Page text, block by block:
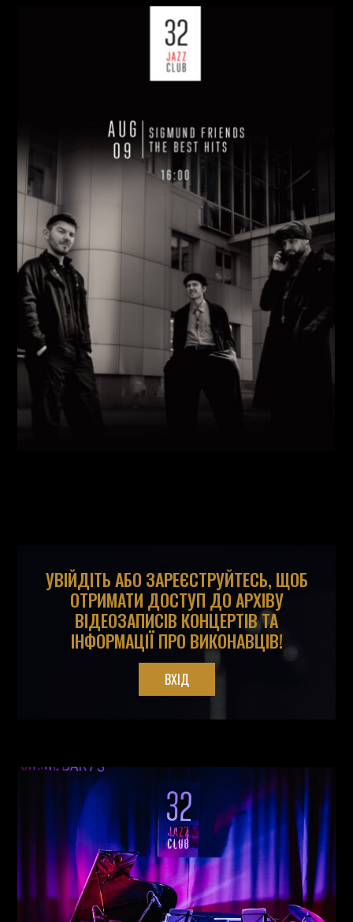
НЕДІЛЯ, 09 СЕРПНЯ
Ціна:
Виконавці: Павло Литвиненко (Рояль,) /Денис
Дудко (Бас, Олександр Люлякін (Барабани,) /
УВІЙДІТЬ АБО ЗАРЕЄСТРУЙТЕСЬ, ЩОБ
ОТРИМАТИ ДОСТУП ДО АРХІВУ
ВІДЕОЗАПИСІВ КОНЦЕРТІВ ТА
ІНФОРМАЦІЇ ПРО ВИКОНАВЦІВ!
ВХІД